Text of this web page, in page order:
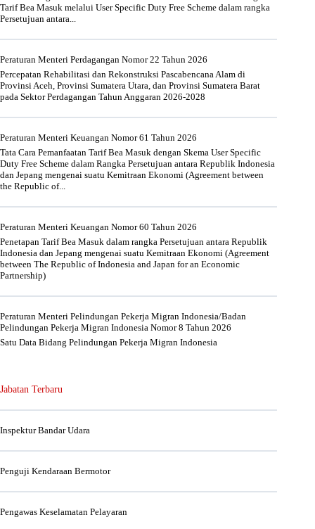
Tarif Bea Masuk melalui User Specific Duty Free Scheme dalam rangka
Persetujuan antara...
Peraturan Menteri Perdagangan Nomor 22 Tahun 2026
Percepatan Rehabilitasi dan Rekonstruksi Pascabencana Alam di
Provinsi Aceh, Provinsi Sumatera Utara, dan Provinsi Sumatera Barat
pada Sektor Perdagangan Tahun Anggaran 2026-2028
Peraturan Menteri Keuangan Nomor 61 Tahun 2026
Tata Cara Pemanfaatan Tarif Bea Masuk dengan Skema User Specific
Duty Free Scheme dalam Rangka Persetujuan antara Republik Indonesia
dan Jepang mengenai suatu Kemitraan Ekonomi (Agreement between
the Republic of...
Peraturan Menteri Keuangan Nomor 60 Tahun 2026
Penetapan Tarif Bea Masuk dalam rangka Persetujuan antara Republik
Indonesia dan Jepang mengenai suatu Kemitraan Ekonomi (Agreement
between The Republic of Indonesia and Japan for an Economic
Partnership)
Peraturan Menteri Pelindungan Pekerja Migran Indonesia/Badan
Pelindungan Pekerja Migran Indonesia Nomor 8 Tahun 2026
Satu Data Bidang Pelindungan Pekerja Migran Indonesia
Jabatan Terbaru
Inspektur Bandar Udara
Penguji Kendaraan Bermotor
Pengawas Keselamatan Pelayaran